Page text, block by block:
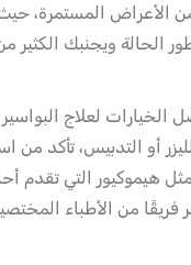
الأعراض المستمرة،
الحالة ويجنبك الكثير
لعلاج
أو التدبيس، تأكد من
هيموكيور التي تقدم
فريقًا من الأطباء